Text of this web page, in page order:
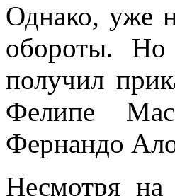
Однако, уже
обороты.
получил
Фелипе
Фернандо
Несмотря